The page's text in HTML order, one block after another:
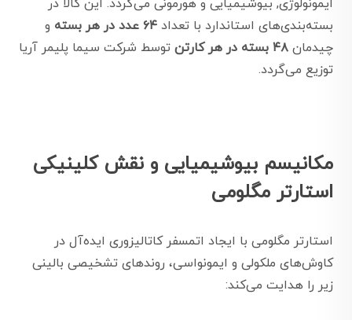
ایمونولوژی, بیوشیمیایی و هورمونی می‌گردد. این کالا در
بسته‌بندی‌های استاندارد با تعداد ۶۴ عدد در هر بسته
و
چیدمان ۴۸ بسته در هر کارتن
توسط شرکت سیما پلیمر آریا
توزیع می‌گردد.
مکانیسم بیوشیمیایی و نقش کلینیکی
استارتر مگلومی
استارتر مگلومی با ایجاد اتمسفر کاتالیزوری ایده‌آل در
کاوش‌های ملکولی و ایمونواسی، روندهای تشخیصی بالینی
زیر را هدایت می‌کند: